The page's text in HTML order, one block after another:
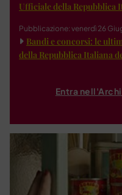
Ufficiale della Repubblica
Pubblicazione: venerdì 26
Bandi e concorsi: le
della Repubblica Italiana
Entra